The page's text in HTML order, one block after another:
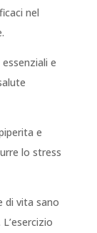
nel
e
e
lo stress
di vita sano